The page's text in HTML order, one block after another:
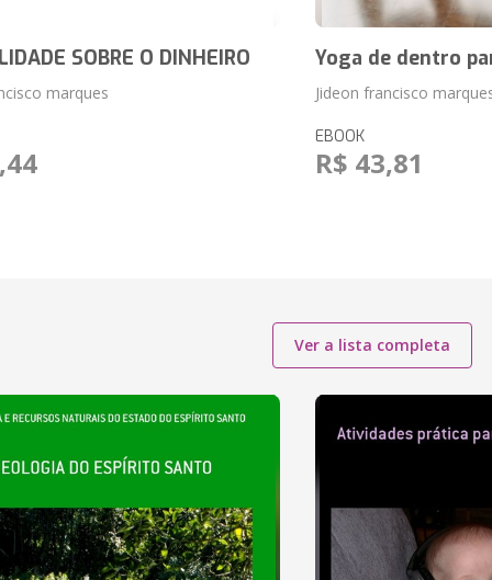
SOBRE O DINHEIRO
marques
Yoga de dentro
Jideon francisco
EBOOK
R$ 43,81
Ver a lista completa